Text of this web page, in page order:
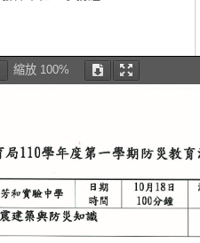
縮放 100%